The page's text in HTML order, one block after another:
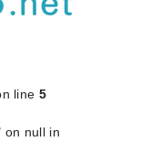
line 5
on null in